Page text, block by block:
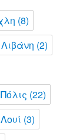
(8)
(2)
(22)
(3)